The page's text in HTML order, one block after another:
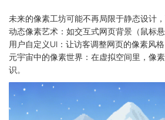
未来的像素工坊可能不再局限于静态设计，
动态像素艺术：如交互式网页背景（鼠标悬
用户自定义UI：让访客调整网页的像素风
元宇宙中的像素世界：在虚拟空间里，像
识。